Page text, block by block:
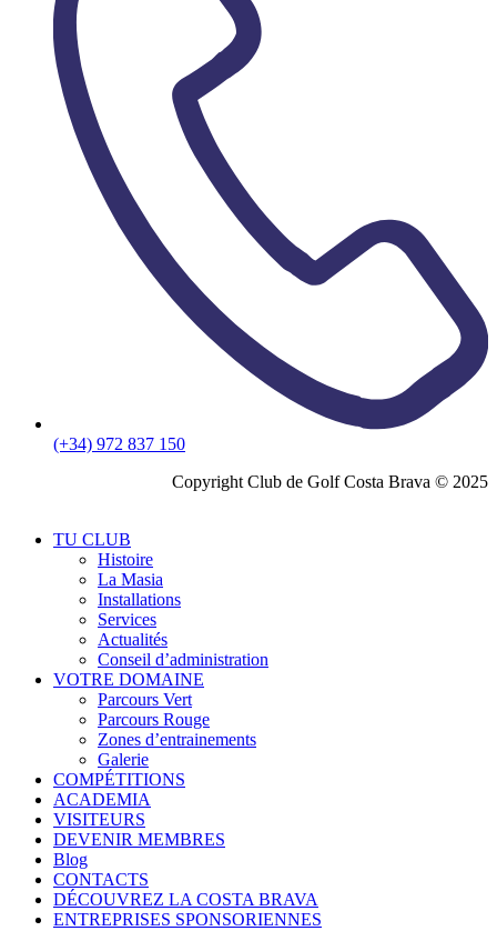
(+34) 972 837 150
Copyright Club de Golf Costa Brava © 2025
TU CLUB
Histoire
La Masia
Installations
Services
Actualités
Conseil d’administration
VOTRE DOMAINE
Parcours Vert
Parcours Rouge
Zones d’entrainements
Galerie
COMPÉTITIONS
ACADEMIA
VISITEURS
DEVENIR MEMBRES
Blog
CONTACTS
DÉCOUVREZ LA COSTA BRAVA
ENTREPRISES SPONSORIENNES